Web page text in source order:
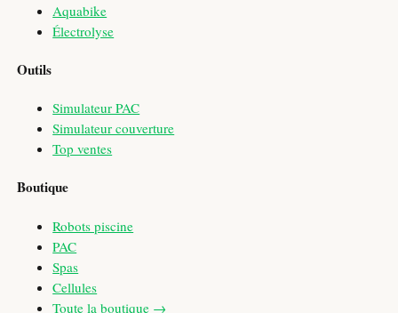
Aquabike
Électrolyse
Outils
Simulateur PAC
Simulateur couverture
Top ventes
Boutique
Robots piscine
PAC
Spas
Cellules
Toute la boutique →